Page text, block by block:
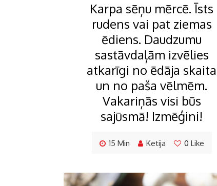
Karpa sēņu mērcē. Īsts
rudens vai pat ziemas
ēdiens. Daudzumu
sastāvdaļām izvēlies
atkarīgi no ēdāja skaita
un no paša vēlmēm.
Vakariņās visi būs
sajūsmā! Izmēģini!
15 Min Ketija 0 Like